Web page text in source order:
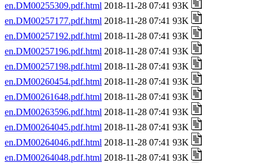
en.DM00255309.pdf.html 2018-11-28 07:41 93K
en.DM00257177.pdf.html 2018-11-28 07:41 93K
en.DM00257192.pdf.html 2018-11-28 07:41 93K
en.DM00257196.pdf.html 2018-11-28 07:41 93K
en.DM00257198.pdf.html 2018-11-28 07:41 93K
en.DM00260454.pdf.html 2018-11-28 07:41 93K
en.DM00261648.pdf.html 2018-11-28 07:41 93K
en.DM00263596.pdf.html 2018-11-28 07:41 93K
en.DM00264045.pdf.html 2018-11-28 07:41 93K
en.DM00264046.pdf.html 2018-11-28 07:41 93K
en.DM00264048.pdf.html 2018-11-28 07:41 93K